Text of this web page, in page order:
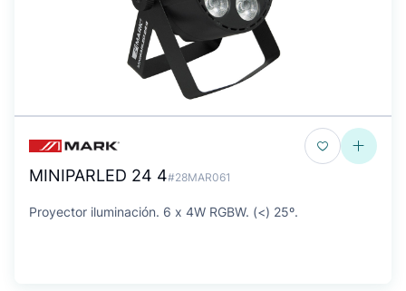
MINIPARLED 24 4#28MAR061
Proyector iluminación. 6 x 4W RGBW. (<) 25º.